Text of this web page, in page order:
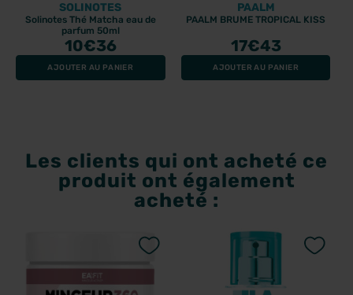
SOLINOTES
Solinotes Thé Matcha eau de
parfum 50ml
10€36
AJOUTER AU PANIER
PAALM
PAALM BRUME TROPICAL KISS
17€43
AJOUTER AU PANIER
Les clients qui ont acheté ce
produit ont également
acheté :